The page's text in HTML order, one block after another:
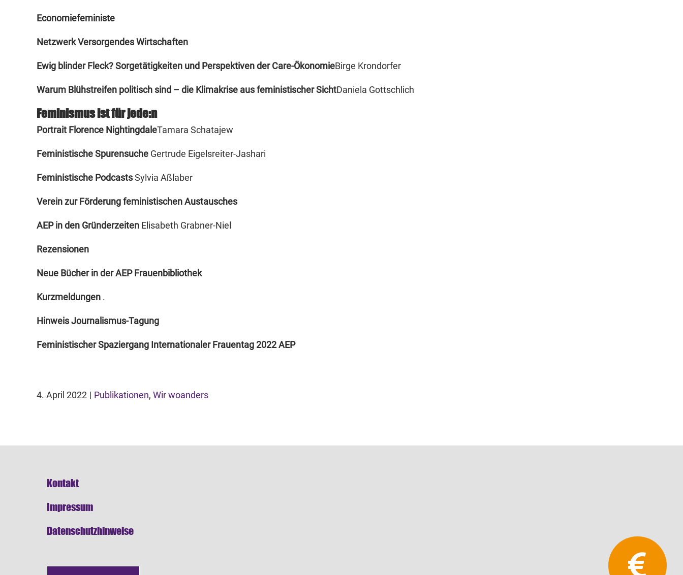
Economiefeministe
Netzwerk Versorgendes Wirtschaften
Ewig blinder Fleck? Sorgetätigkeiten und Perspektiven der Care-ÖkonomieBirge Krondorfer
Warum Blühstreifen politisch sind – die Klimakrise aus feministischer SichtDaniela Gottschlich
Feminismus ist für jede:n
Portrait Florence NightingdaleTamara Schatajew
Feministische Spurensuche Gertrude Eigelsreiter-Jashari
Feministische PodcastsSylvia Aßlaber
Verein zur Förderung feministischen Austausches
AEP in den Gründerzeiten Elisabeth Grabner-Niel
Rezensionen
Neue Bücher in der AEP Frauenbibliothek
Kurzmeldungen .
Hinweis Journalismus-Tagung
Feministischer Spaziergang Internationaler Frauentag 2022 AEP
4. April 2022 | Publikationen, Wir woanders
Kontakt
Impressum
Datenschutzhinweise